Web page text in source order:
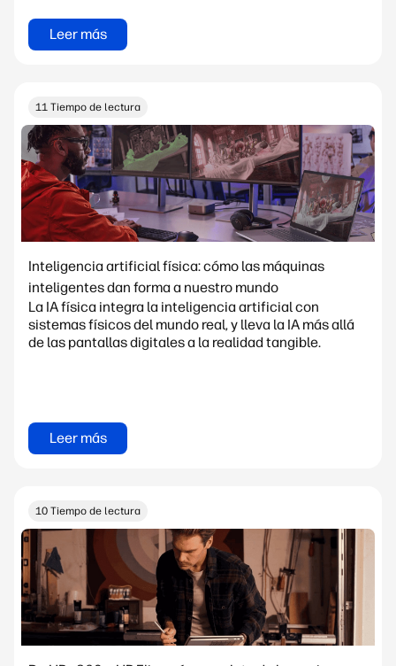
Leer más
11 Tiempo de lectura
Inteligencia artificial física: cómo las máquinas
inteligentes dan forma a nuestro mundo
La IA física integra la inteligencia artificial con
sistemas físicos del mundo real, y lleva la IA más allá
de las pantallas digitales a la realidad tangible.
Leer más
10 Tiempo de lectura